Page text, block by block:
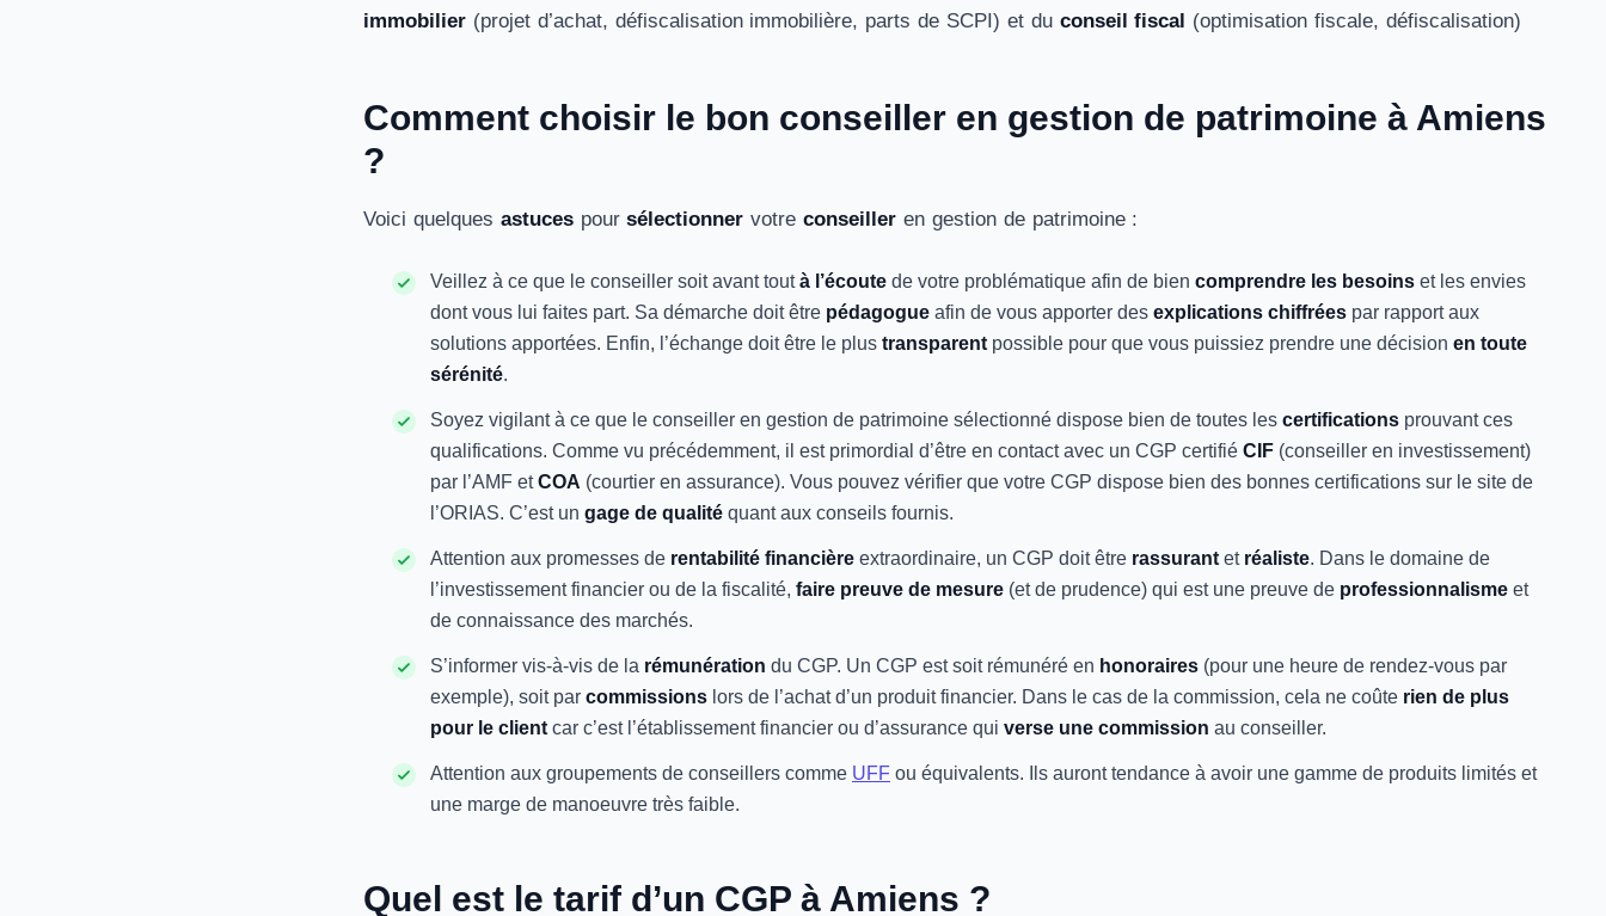
immobilier (projet d’achat, défiscalisation immobilière, parts de SCPI) et du conseil fiscal (optimisation fiscale, défiscalisation)
Comment choisir le bon conseiller en gestion de patrimoine à Amiens
?
Voici quelques astucespoursélectionner votreconseiller en gestion de patrimoine :
Veillez à ce que le conseiller soit avant toutà l’écoute de votre problématique afin de bien comprendre les besoins et les envies
dont vous lui faites part. Sa démarche doit être pédagogue afin de vous apporter des explications chiffrées par rapport aux
solutions apportées. Enfin, l’échange doit être le plus transparent possible pour que vous puissiez prendre une décision en toute
sérénité.
Soyez vigilant à ce que le conseiller en gestion de patrimoine sélectionné dispose bien de toutes les certifications prouvant ces
qualifications. Comme vu précédemment, il est primordial d’être en contact avec un CGP certifié CIF (conseiller en investissement)
par l’AMF etCOA (courtier en assurance). Vous pouvez vérifier que votre CGP dispose bien des bonnes certifications sur le site de
l’ORIAS. C’est un gage de qualité quant aux conseils fournis.
Attention aux promesses de rentabilité financière extraordinaire, un CGP doit être rassurant et réaliste. Dans le domaine de
l’investissement financier ou de la fiscalité, faire preuve de mesure (et de prudence) qui est une preuve de professionnalisme et
de connaissance des marchés.
S’informer vis-à-vis de la rémunération du CGP. Un CGP est soit rémunéré en honoraires (pour une heure de rendez-vous par
exemple), soit par commissions lors de l’achat d’un produit financier. Dans le cas de la commission, cela ne coûte rien de plus
pour le client car c’est l’établissement financier ou d’assurance qui verse une commission au conseiller.
Attention aux groupements de conseillers comme UFF ou équivalents. Ils auront tendance à avoir une gamme de produits limités et
une marge de manoeuvre très faible.
Quel est le tarif d’un CGP à Amiens ?